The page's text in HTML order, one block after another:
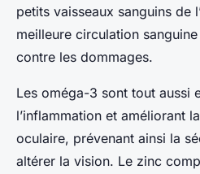
petits vaisseaux sanguins de
meilleure circulation
contre les dommages.
Les oméga-3 sont tout aussi
l’inflammation et améliorant
oculaire, prévenant ainsi la
altérer la vision. Le zinc